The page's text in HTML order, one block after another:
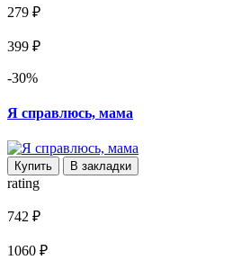
279 ₽
399 ₽
-30%
Я справлюсь, мама
Купить В закладки
rating
742 ₽
1060 ₽